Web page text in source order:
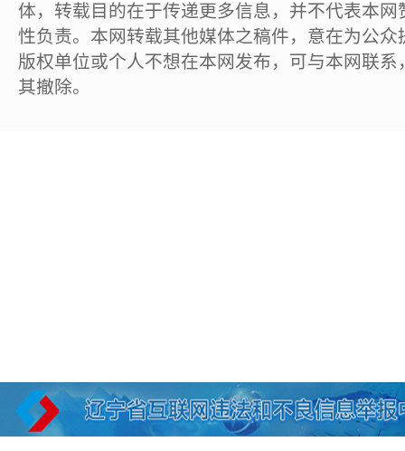
体，转载目的在于传递更多信息，并不代表本
性负责。本网转载其他媒体之稿件，意在为公
版权单位或个人不想在本网发布，可与本网联
其撤除。